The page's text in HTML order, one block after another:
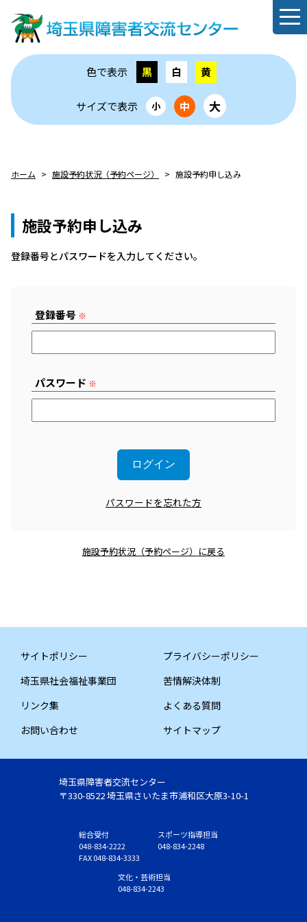
色で表示 黒 白 黄
サイズで表示 小 中 大
ホーム 施設予約状況（予約ページ） 施設予約申し込み
施設予約申し込み
登録番号とパスワードを⼊⼒してください。
登録番号 ※
パスワード ※
パスワードを忘れた方
施設予約状況（予約ページ）に戻る
サイトポリシー
プライバシーポリシー
埼玉県社会福祉事業団
苦情解決体制
リンク集
よくある質問
お問い合わせ
サイトマップ
埼玉県障害者交流センター
〒330-8522 埼玉県さいたま市浦和区大原3-10-1
総合受付
048-834-2222
FAX 048-834-3333
スポーツ指導担当
048-834-2248
文化・芸術担当
048-834-2243